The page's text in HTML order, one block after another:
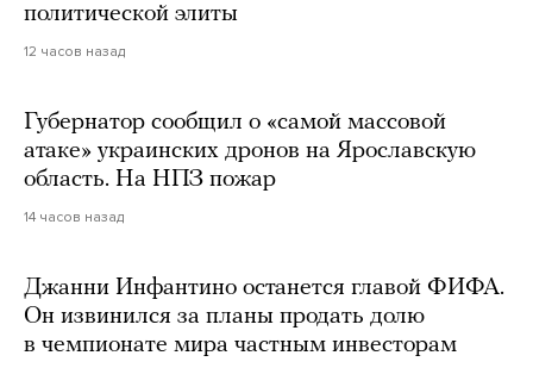
политической элиты
12 часов назад
Губернатор сообщил о «самой массовой
атаке» украинских дронов на Ярославскую
область. На НПЗ пожар
14 часов назад
Джанни Инфантино останется главой ФИФА.
Он извинился за планы продать долю
в чемпионате мира частным инвесторам